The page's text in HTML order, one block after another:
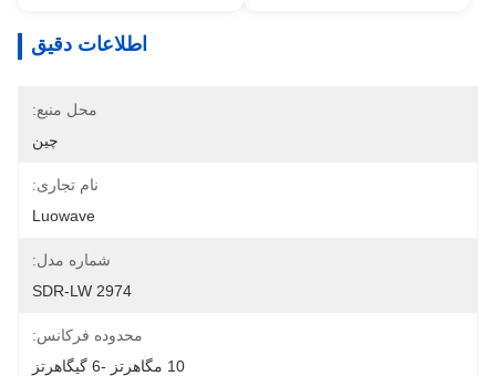
اطلاعات دقیق
محل منبع:
چین
نام تجاری:
Luowave
شماره مدل:
SDR-LW 2974
محدوده فرکانس:
10 مگاهرتز -6 گیگاهرتز